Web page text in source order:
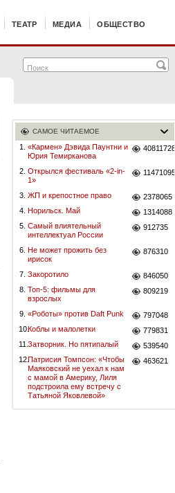
ТЕАТР МЕДИА ОБЩЕСТВО
САМОЕ ЧИТАЕМОЕ
1.
«Кармен» Дэвида Паунтни и
Юрия Темирканова
40811728
2. Открылся фестиваль «2-in-
1»
11471095
3. ЖП и крепостное право
2378065
4. Норильск. Май
1314088
5. Самый влиятельный
интеллектуал России
912735
6. Не может прожить без
ирисок
876310
7. Закоротило
846050
8. Топ-5: фильмы для
взрослых
809219
9. «Роботы» против Daft Punk
797048
10.Коблы и малолетки
779831
11.Затворник. Но пятипалый
539540
12.Патрисия Томпсон: «Чтобы
Маяковский не уехал к нам
с мамой в Америку, Лиля
подстроила ему встречу с
Татьяной Яковлевой»
463621